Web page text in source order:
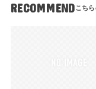
RECOMMEND